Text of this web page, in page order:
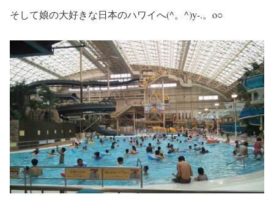
そして娘の大好きな日本のハワイへ(^。^)y-.。o○